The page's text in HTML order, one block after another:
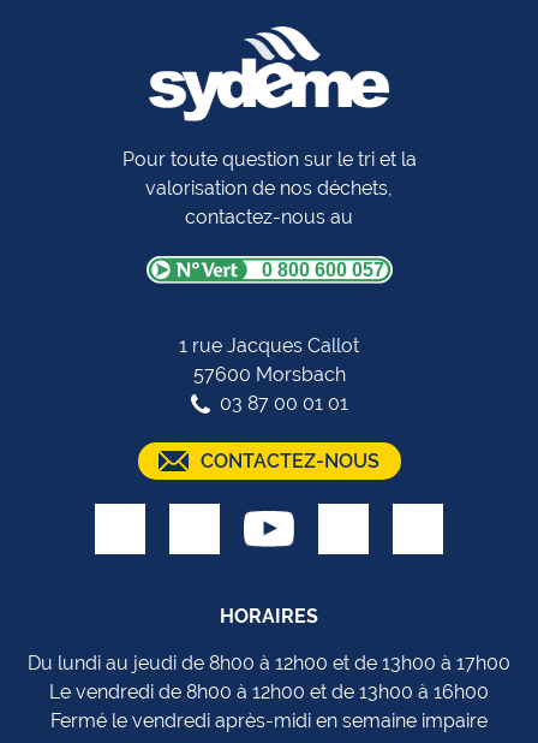
Pour toute question sur le tri et la
valorisation de nos déchets,
contactez-nous au
0 800 600 057
1 rue Jacques Callot
57600 Morsbach
03 87 00 01 01
CONTACTEZ-NOUS
HORAIRES
Du lundi au jeudi de 8h00 à 12h00 et de 13h00 à 17h00
Le vendredi de 8h00 à 12h00 et de 13h00 à 16h00
Fermé le vendredi après-midi en semaine impaire